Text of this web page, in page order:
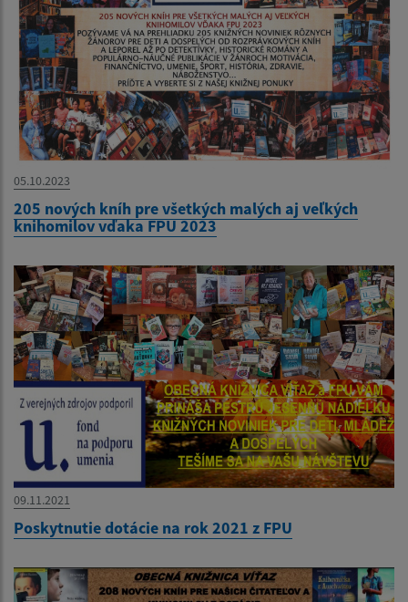
05.10.2023
205 nových kníh pre všetkých malých aj veľkých
knihomilov vďaka FPU 2023
09.11.2021
Poskytnutie dotácie na rok 2021 z FPU